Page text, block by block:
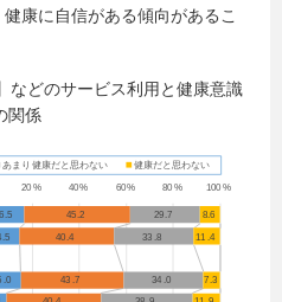
康に自信がある傾向があるこ
などのサービス利用と健康意識
関係